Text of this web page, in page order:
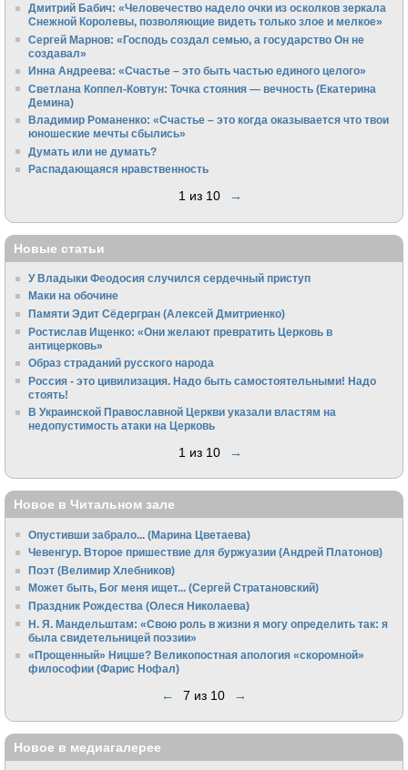
Дмитрий Бабич: «Человечество надело очки из осколков зеркала
Снежной Королевы, позволяющие видеть только злое и мелкое»
Сергей Марнов: «Господь создал семью, а государство Он не
создавал»
Инна Андреева: «Счастье – это быть частью единого целого»
Светлана Коппел-Ковтун: Точка стояния — вечность (Екатерина
Демина)
Владимир Романенко: «Счастье – это когда оказывается что твои
юношеские мечты сбылись»
Думать или не думать?
Распадающаяся нравственность
1 из 10 →
Новые статьи
У Владыки Феодосия случился сердечный приступ
Маки на обочине
Памяти Эдит Сёдергран (Алексей Дмитриенко)
Ростислав Ищенко: «Они желают превратить Церковь в
антицерковь»
Образ страданий русского народа
Россия - это цивилизация. Надо быть самостоятельными! Надо
стоять!
В Украинской Православной Церкви указали властям на
недопустимость атаки на Церковь
1 из 10 →
Новое в Читальном зале
Опустивши забрало... (Марина Цветаева)
Чевенгур. Второе пришествие для буржуазии (Андрей Платонов)
Поэт (Велимир Хлебников)
Может быть, Бог меня ищет... (Сергей Стратановский)
Праздник Рождества (Олеся Николаева)
Н. Я. Мандельштам: «Свою pоль в жизни я могу опpеделить так: я
была свидетельницей поэзии»
«Прощенный» Ницше? Великопостная апология «скоромной»
философии (Фарис Нофал)
← 7 из 10 →
Новое в медиагалерее